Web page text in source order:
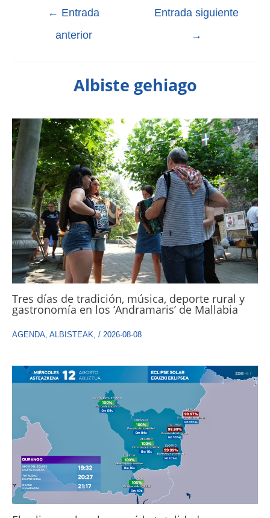
← Entrada
anterior
Entrada siguiente
→
Albiste gehiago
Tres días de tradición, música, deporte rural y
gastronomía en los ‘Andramaris’ de Mallabia
AGENDA, ALBISTEAK, / 2026-08-08